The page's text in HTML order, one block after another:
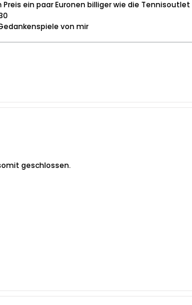
ein paar Euronen billiger wie die
von mir
geschlossen.